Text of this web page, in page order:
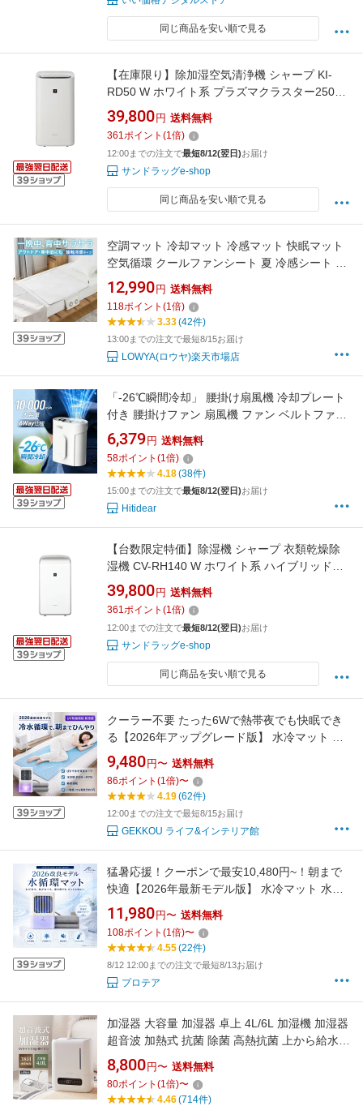
同じ商品を安い順で見る
【在庫限り】除加湿空気清浄機 シャープ KI-
RD50 W ホワイト系 プラズマクラスター25000
花粉対策 衣類乾燥 除湿 除湿 花粉
39,800 円 送料無料
361 ポイント (1 倍)
12:00までの注文で最短8/12(翌日)お届け
サンドラッグe-shop
同じ商品を安い順で見る
空調マット 冷却マット 冷感マット 快眠マット
空気循環 クールファンシート 夏 冷感シート 蒸
れ対策 ファンシート タイマー機能 丸洗い Wフ
ァン 省エネ 軽量 静音
12,990 円 送料無料
118ポイント (1 倍)
3.33(42件)
13:00までの注文で最短8/15お届け
LOWYA(ロウヤ)楽天市場店
「-26℃瞬間冷却」 腰掛け扇風機 冷却プレート
付き 腰掛けファン 扇風機 ファン ベルトファン
腰掛 腰かけ 携帯扇風機 199段階風量調節
10000mAh大容量 クリップファン 6WAY 首掛け
扇風機 卓上 ハンディ 軽量 USB充電 コンパクト
小型 クリップ 扇風機
6,379 円 送料無料
58ポイント (1 倍)
4.18(38件)
15:00までの注文で最短8/12(翌日)お届け
Hitidear
【台数限定特価】除湿機 シャープ 衣類乾燥除
湿機 CV-RH140 W ホワイト系 ハイブリッド方
式 プラズマクラスター25000 花粉 脱臭
39,800 円 送料無料
361 ポイント (1 倍)
12:00までの注文で最短8/12(翌日)お届け
サンドラッグe-shop
同じ商品を安い順で見る
クーラー不要 たった6Wで熱帯夜でも快眠でき
る【2026年アップグレード版】 水冷マット 冷
水循環マット 水流マット 水循環マット 冷却マ
ット 水冷クールマット 冷水マット ひんやり水
流快眠マット 水冷式マット 水冷マットレス 水
流マットレス 水が流れるマット クールマット
9,480 円〜 送料無料
86ポイント (1 倍)〜
4.19(62件)
12:00までの注文で最短8/15お届け
GEKKOU ライフ&インテリア館
猛暑応援！クーポンで最安10,480円~！朝まで
快適【2026年最新モデル版】 水冷マット 水流
マット 冷水循環マット 水循環マット 防災グッ
ズ
11,980 円〜 送料無料
108ポイント (1 倍)〜
4.55(22件)
8/12 12:00までの注文で最短8/13お届け
プロテア
加湿器 大容量 加湿器 卓上 4L/6L 加湿機 加湿器
超音波 加熱式 抗菌 除菌 高熱抗菌 上から給水
加湿量650ml/h アロマ 恒湿機能 湿度センサー
タイマー おしゃれ ウイルス対策 乾燥対策 エペ
イオス EPEIOS
8,800 円〜 送料無料
80ポイント (1 倍)〜
4.46(714件)